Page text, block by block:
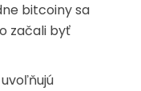
bitcoiny sa
začali byť